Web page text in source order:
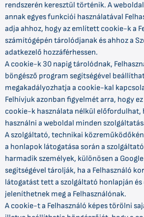
rendszerén keresztül történik. A
annak egyes funkciói használatával
adja ahhoz, hogy az említett cookie-k a
számítógépén tárolódjanak és ahhoz a
adatkezelő hozzáférhessen.
A cookie-k 30 napig tárolódnak,
böngésző program segítségével
megakadályozhatja a cookie-kal
Felhívjuk azonban figyelmét arra, hogy
cookie-k használata nélkül előfordulhat,
használni a weboldal minden
A szolgáltató, technikai
a honlapok látogatása során a
harmadik személyek, különösen a
segítségével tárolják, ha a Felhasználó
látogatást tett a szolgáltató honlapján
jeleníthetnek meg a Felhasználónak.
A cookie-t a Felhasználó képes törölni